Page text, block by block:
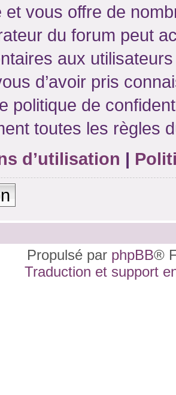
et vous offre de
du forum peut
aux
d’avoir pris
politique de
toutes les règles
d’utilisation |
Propulsé par phpBB®
Traduction et support